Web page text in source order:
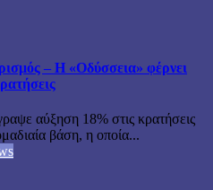
– Η «Οδύσσεια» φέρνει
αύξηση 18% στις κρατήσεις
βάση, η οποία...